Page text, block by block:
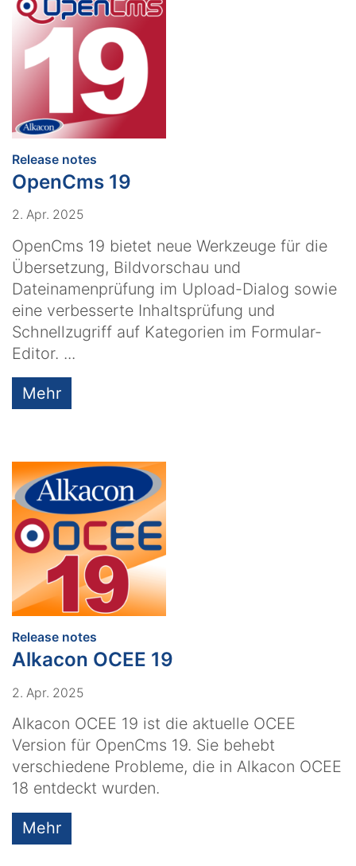
Release notes
OpenCms 19
2. Apr. 2025
OpenCms 19 bietet neue Werkzeuge für die
Übersetzung, Bildvorschau und
Dateinamenprüfung im Upload-Dialog sowie
eine verbesserte Inhaltsprüfung und
Schnellzugriff auf Kategorien im Formular-
Editor. ...
Mehr
Release notes
Alkacon OCEE 19
2. Apr. 2025
Alkacon OCEE 19 ist die aktuelle OCEE
Version für OpenCms 19. Sie behebt
verschiedene Probleme, die in Alkacon OCEE
18 entdeckt wurden.
Mehr